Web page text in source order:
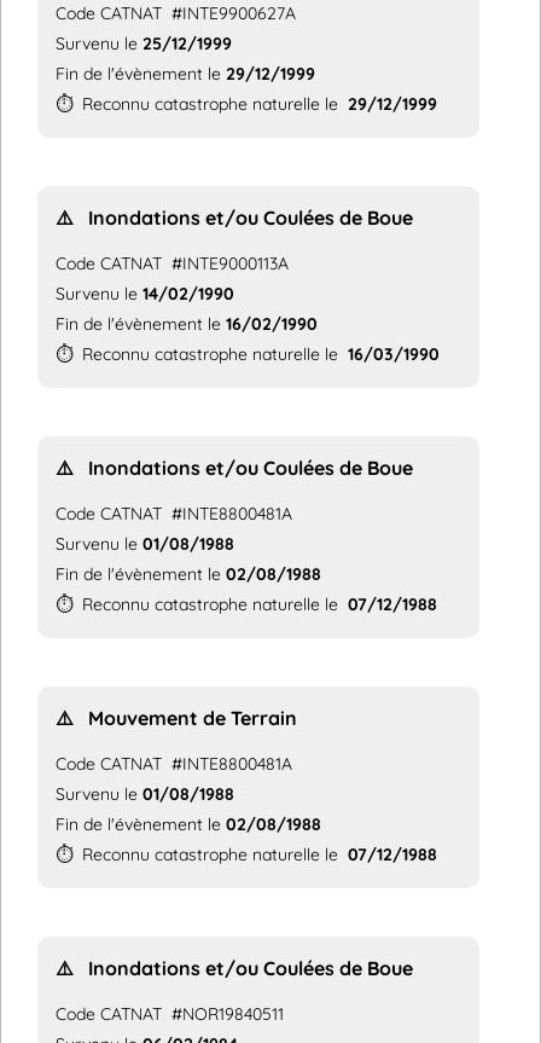
Code CATNAT #INTE9900627A
Survenu le 25/12/1999
Fin de l'évènement le 29/12/1999
⏱️ Reconnu catastrophe naturelle le 29/12/1999
⚠️ Inondations et/ou Coulées de Boue
Code CATNAT #INTE9000113A
Survenu le 14/02/1990
Fin de l'évènement le 16/02/1990
⏱️ Reconnu catastrophe naturelle le 16/03/1990
⚠️ Inondations et/ou Coulées de Boue
Code CATNAT #INTE8800481A
Survenu le 01/08/1988
Fin de l'évènement le 02/08/1988
⏱️ Reconnu catastrophe naturelle le 07/12/1988
⚠️ Mouvement de Terrain
Code CATNAT #INTE8800481A
Survenu le 01/08/1988
Fin de l'évènement le 02/08/1988
⏱️ Reconnu catastrophe naturelle le 07/12/1988
⚠️ Inondations et/ou Coulées de Boue
Code CATNAT #NOR19840511